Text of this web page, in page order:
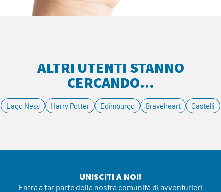
ALTRI UTENTI STANNO
CERCANDO...
Lago Ness Harry Potter Edimburgo Braveheart Castelli
UNISCITI A NOI!
Entra a far parte della nostra comunità di avventurieri